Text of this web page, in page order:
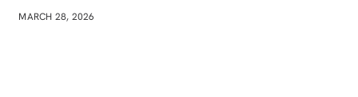
MARCH 28, 2026